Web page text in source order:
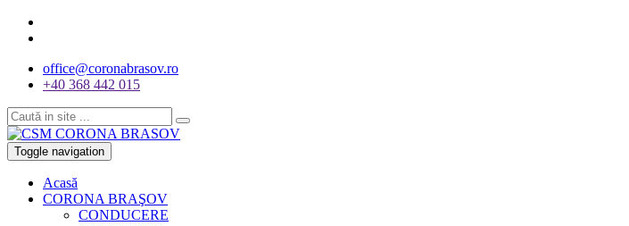
office@coronabrasov.ro
+40 368 442 015
Toggle navigation
Acasă
CORONA BRAŞOV
CONDUCERE